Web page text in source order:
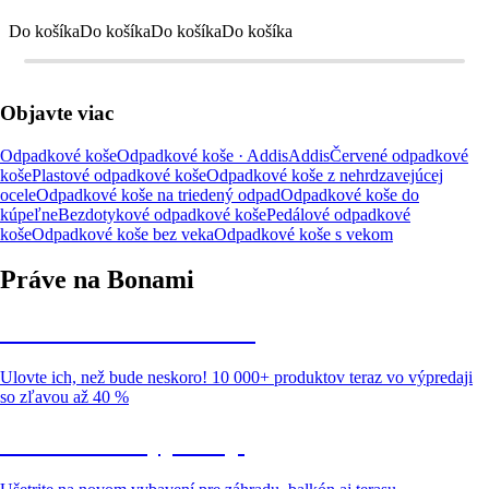
Do košíkaDo košíkaDo košíkaDo košíka
Objavte viac
Odpadkové košeOdpadkové koše · AddisAddisČervené odpadkové
košePlastové odpadkové košeOdpadkové koše z nehrdzavejúcej
oceleOdpadkové koše na triedený odpadOdpadkové koše do
kúpeľneBezdotykové odpadkové košePedálové odpadkové
košeOdpadkové koše bez vekaOdpadkové koše s vekom
Práve na Bonami
Ulovte ich, než bude neskoro! 10 000+ produktov teraz vo výpredaji
so zľavou až 40 %